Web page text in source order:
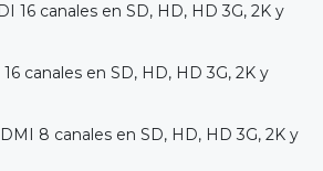
16 canales en SD, HD, HD 3G, 2K y
canales en SD, HD, HD 3G, 2K y
8 canales en SD, HD, HD 3G, 2K y